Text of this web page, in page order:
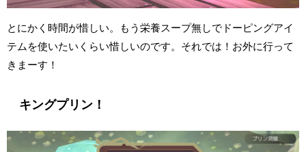
とにかく時間が惜しい。もう栄養スープ無しでドーピングアイ
テムを使いたいくらい惜しいのです。それでは！お外に行って
きまーす！
キングプリン！